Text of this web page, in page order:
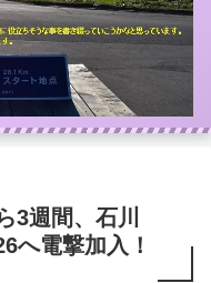
3週間、石川
へ電撃加入！